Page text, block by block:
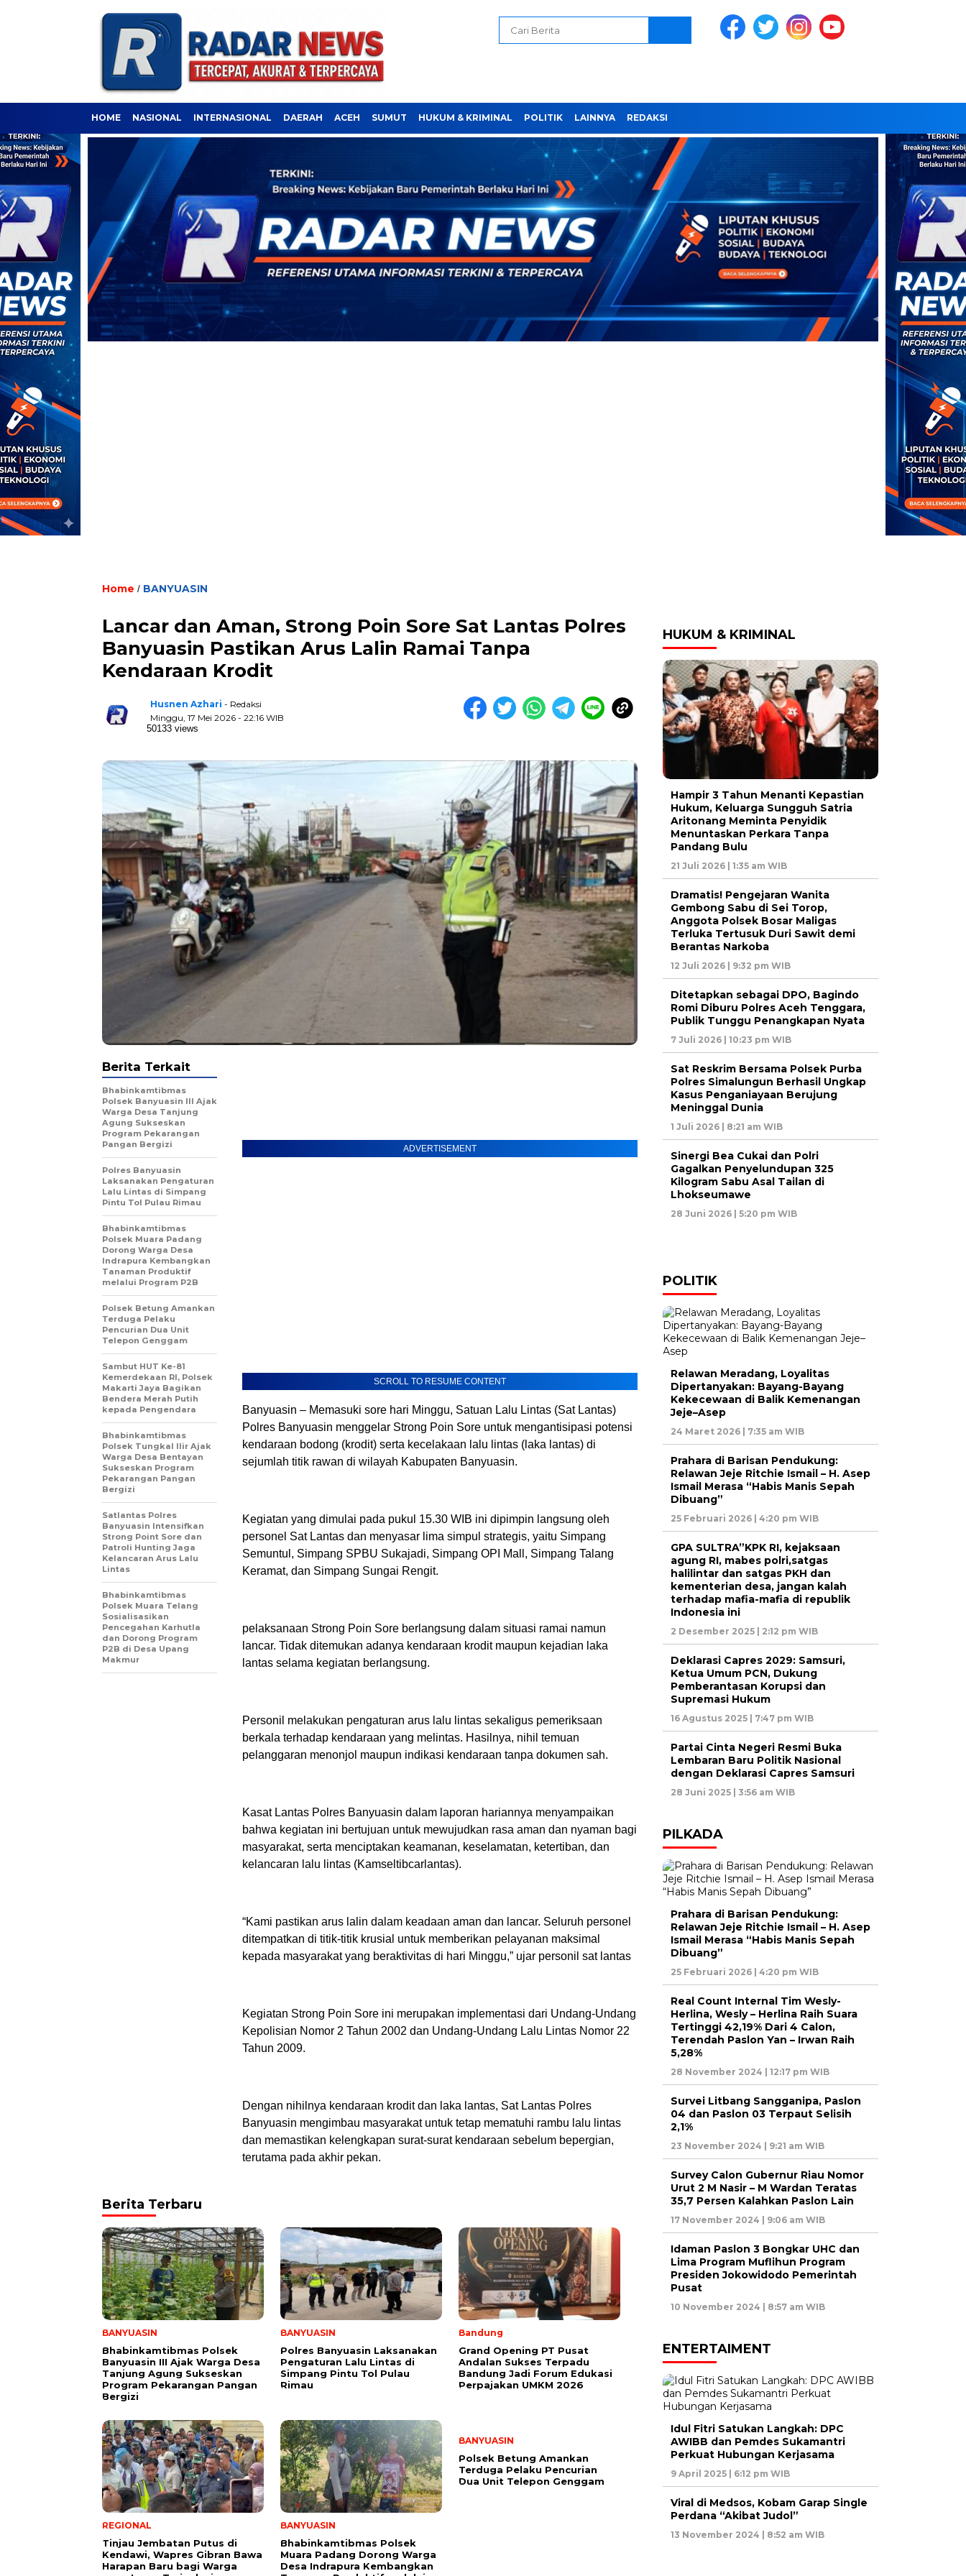
HOME NASIONAL INTERNASIONAL DAERAH ACEH SUMUT HUKUM & KRIMINAL POLITIK LAINNYA REDAKSI
Home / BANYUASIN
Lancar dan Aman, Strong Poin Sore Sat Lantas Polres
Banyuasin Pastikan Arus Lalin Ramai Tanpa
Kendaraan Krodit
Husnen Azhari - Redaksi
Minggu, 17 Mei 2026 - 22:16 WIB
50133 views
ADVERTISEMENT
SCROLL TO RESUME CONTENT
Banyuasin – Memasuki sore hari Minggu, Satuan Lalu Lintas (Sat Lantas)
Polres Banyuasin menggelar Strong Poin Sore untuk mengantisipasi potensi
kendaraan bodong (krodit) serta kecelakaan lalu lintas (laka lantas) di
sejumlah titik rawan di wilayah Kabupaten Banyuasin.
Kegiatan yang dimulai pada pukul 15.30 WIB ini dipimpin langsung oleh
personel Sat Lantas dan menyasar lima simpul strategis, yaitu Simpang
Semuntul, Simpang SPBU Sukajadi, Simpang OPI Mall, Simpang Talang
Keramat, dan Simpang Sungai Rengit.
pelaksanaan Strong Poin Sore berlangsung dalam situasi ramai namun
lancar. Tidak ditemukan adanya kendaraan krodit maupun kejadian laka
lantas selama kegiatan berlangsung.
Personil melakukan pengaturan arus lalu lintas sekaligus pemeriksaan
berkala terhadap kendaraan yang melintas. Hasilnya, nihil temuan
pelanggaran menonjol maupun indikasi kendaraan tanpa dokumen sah.
Kasat Lantas Polres Banyuasin dalam laporan hariannya menyampaikan
bahwa kegiatan ini bertujuan untuk mewujudkan rasa aman dan nyaman bagi
masyarakat, serta menciptakan keamanan, keselamatan, ketertiban, dan
kelancaran lalu lintas (Kamseltibcarlantas).
“Kami pastikan arus lalin dalam keadaan aman dan lancar. Seluruh personel
ditempatkan di titik-titik krusial untuk memberikan pelayanan maksimal
kepada masyarakat yang beraktivitas di hari Minggu,” ujar personil sat lantas
Kegiatan Strong Poin Sore ini merupakan implementasi dari Undang-Undang
Kepolisian Nomor 2 Tahun 2002 dan Undang-Undang Lalu Lintas Nomor 22
Tahun 2009.
Dengan nihilnya kendaraan krodit dan laka lantas, Sat Lantas Polres
Banyuasin mengimbau masyarakat untuk tetap mematuhi rambu lalu lintas
dan memastikan kelengkapan surat-surat kendaraan sebelum bepergian,
terutama pada akhir pekan.
Berita Terkait
Bhabinkamtibmas
Polsek Banyuasin III Ajak
Warga Desa Tanjung
Agung Sukseskan
Program Pekarangan
Pangan Bergizi
Polres Banyuasin
Laksanakan Pengaturan
Lalu Lintas di Simpang
Pintu Tol Pulau Rimau
Bhabinkamtibmas
Polsek Muara Padang
Dorong Warga Desa
Indrapura Kembangkan
Tanaman Produktif
melalui Program P2B
Polsek Betung Amankan
Terduga Pelaku
Pencurian Dua Unit
Telepon Genggam
Sambut HUT Ke-81
Kemerdekaan RI, Polsek
Makarti Jaya Bagikan
Bendera Merah Putih
kepada Pengendara
Bhabinkamtibmas
Polsek Tungkal Ilir Ajak
Warga Desa Bentayan
Sukseskan Program
Pekarangan Pangan
Bergizi
Satlantas Polres
Banyuasin Intensifkan
Strong Point Sore dan
Patroli Hunting Jaga
Kelancaran Arus Lalu
Lintas
Bhabinkamtibmas
Polsek Muara Telang
Sosialisasikan
Pencegahan Karhutla
dan Dorong Program
P2B di Desa Upang
Makmur
Berita Terbaru
BANYUASIN
Bhabinkamtibmas Polsek
Banyuasin III Ajak Warga Desa
Tanjung Agung Sukseskan
Program Pekarangan Pangan
Bergizi
BANYUASIN
Polres Banyuasin Laksanakan
Pengaturan Lalu Lintas di
Simpang Pintu Tol Pulau
Rimau
Bandung
Grand Opening PT Pusat
Andalan Sukses Terpadu
Bandung Jadi Forum Edukasi
Perpajakan UMKM 2026
REGIONAL
Tinjau Jembatan Putus di
Kendawi, Wapres Gibran Bawa
Harapan Baru bagi Warga
BANYUASIN
Bhabinkamtibmas Polsek
Muara Padang Dorong Warga
Desa Indrapura Kembangkan
BANYUASIN
Polsek Betung Amankan
Terduga Pelaku Pencurian
Dua Unit Telepon Genggam
HUKUM & KRIMINAL
Hampir 3 Tahun Menanti Kepastian
Hukum, Keluarga Sungguh Satria
Aritonang Meminta Penyidik
Menuntaskan Perkara Tanpa
Pandang Bulu
21 Juli 2026 | 1:35 am WIB
Dramatis! Pengejaran Wanita
Gembong Sabu di Sei Torop,
Anggota Polsek Bosar Maligas
Terluka Tertusuk Duri Sawit demi
Berantas Narkoba
12 Juli 2026 | 9:32 pm WIB
Ditetapkan sebagai DPO, Bagindo
Romi Diburu Polres Aceh Tenggara,
Publik Tunggu Penangkapan Nyata
7 Juli 2026 | 10:23 pm WIB
Sat Reskrim Bersama Polsek Purba
Polres Simalungun Berhasil Ungkap
Kasus Penganiayaan Berujung
Meninggal Dunia
1 Juli 2026 | 8:21 am WIB
Sinergi Bea Cukai dan Polri
Gagalkan Penyelundupan 325
Kilogram Sabu Asal Tailan di
Lhokseumawe
28 Juni 2026 | 5:20 pm WIB
POLITIK
Relawan Meradang, Loyalitas
Dipertanyakan: Bayang-Bayang
Kekecewaan di Balik Kemenangan
Jeje–Asep
24 Maret 2026 | 7:35 am WIB
Prahara di Barisan Pendukung:
Relawan Jeje Ritchie Ismail – H. Asep
Ismail Merasa “Habis Manis Sepah
Dibuang”
25 Februari 2026 | 4:20 pm WIB
GPA SULTRA”KPK RI, kejaksaan
agung RI, mabes polri,satgas
halilintar dan satgas PKH dan
kementerian desa, jangan kalah
terhadap mafia-mafia di republik
Indonesia ini
2 Desember 2025 | 2:12 pm WIB
Deklarasi Capres 2029: Samsuri,
Ketua Umum PCN, Dukung
Pemberantasan Korupsi dan
Supremasi Hukum
16 Agustus 2025 | 7:47 pm WIB
Partai Cinta Negeri Resmi Buka
Lembaran Baru Politik Nasional
dengan Deklarasi Capres Samsuri
28 Juni 2025 | 3:56 am WIB
PILKADA
Prahara di Barisan Pendukung:
Relawan Jeje Ritchie Ismail – H. Asep
Ismail Merasa “Habis Manis Sepah
Dibuang”
25 Februari 2026 | 4:20 pm WIB
Real Count Internal Tim Wesly-
Herlina, Wesly – Herlina Raih Suara
Tertinggi 42,19% Dari 4 Calon,
Terendah Paslon Yan – Irwan Raih
5,28%
28 November 2024 | 12:17 pm WIB
Survei Litbang Sangganipa, Paslon
04 dan Paslon 03 Terpaut Selisih
2,1%
23 November 2024 | 9:21 am WIB
Survey Calon Gubernur Riau Nomor
Urut 2 M Nasir – M Wardan Teratas
35,7 Persen Kalahkan Paslon Lain
17 November 2024 | 9:06 am WIB
Idaman Paslon 3 Bongkar UHC dan
Lima Program Muflihun Program
Presiden Jokowidodo Pemerintah
Pusat
10 November 2024 | 8:57 am WIB
ENTERTAIMENT
Idul Fitri Satukan Langkah: DPC
AWIBB dan Pemdes Sukamantri
Perkuat Hubungan Kerjasama
9 April 2025 | 6:12 pm WIB
Viral di Medsos, Kobam Garap Single
Perdana “Akibat Judol”
13 November 2024 | 8:52 am WIB